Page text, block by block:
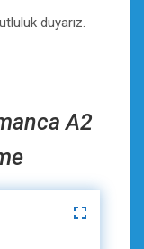
duyarız.
A2